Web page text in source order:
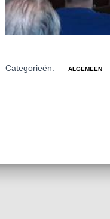
Categorieën: ALGEMEEN